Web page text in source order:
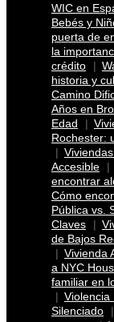
WIC en
Bebés y
puerta de
la
crédito
historia y
Camino
Años en
Edad
Rochester:
Accesible
encontrar
Cómo
Pública vs.
Claves
de Bajos
Vivienda
a NYC
familiar en
Violencia
Silenciado